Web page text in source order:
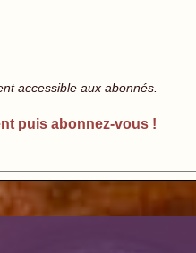
accessible aux abonnés.
puis abonnez-vous !